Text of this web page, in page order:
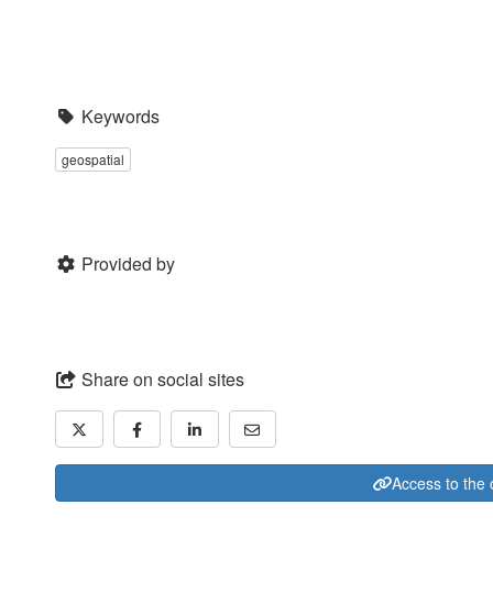
Keywords
geospatial
Provided by
Share on social sites
Access to the